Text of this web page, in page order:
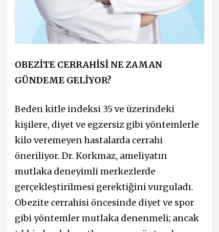
OBEZİTE CERRAHİSİ NE ZAMAN
GÜNDEME GELİYOR?
Beden kitle indeksi 35 ve üzerindeki
kişilere, diyet ve egzersiz gibi yöntemlerle
kilo veremeyen hastalarda cerrahi
öneriliyor. Dr. Korkmaz, ameliyatın
mutlaka deneyimli merkezlerde
gerçekleştirilmesi gerektiğini vurguladı.
Obezite cerrahisi öncesinde diyet ve spor
gibi yöntemler mutlaka denenmeli; ancak